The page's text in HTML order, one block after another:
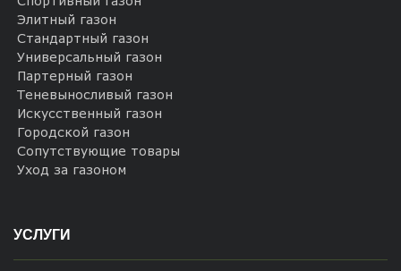
Элитный газон
Стандартный газон
Универсальный газон
Партерный газон
Теневыносливый газон
Искусственный газон
Городской газон
Сопутствующие товары
Уход за газоном
УСЛУГИ